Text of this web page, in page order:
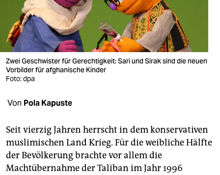
nord
wahrheit
verlag
verlag
shop
fragen & hilfe
unterstützen
abo
Zwei Geschwister für Gerechtigkeit: Sari und Sirak sind die neuen
Vorbilder für afghanische Kinder
Foto: dpa
Von Pola Kapuste
Seit vierzig Jahren herrscht in dem konservativen
muslimischen Land Krieg. Für die weibliche Hälfte
der Bevölkerung brachte vor allem die
Machtübernahme der Taliban im Jahr 1996